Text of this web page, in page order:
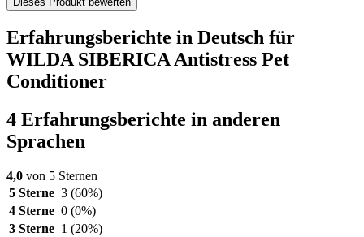
Erfahrungsberichte in Deutsch für
WILDA SIBERICA Antistress Pet
Conditioner
4 Erfahrungsberichte in anderen
Sprachen
4,0 von 5 Sternen
5 Sterne 3 (60%)
4 Sterne 0 (0%)
3 Sterne 1 (20%)